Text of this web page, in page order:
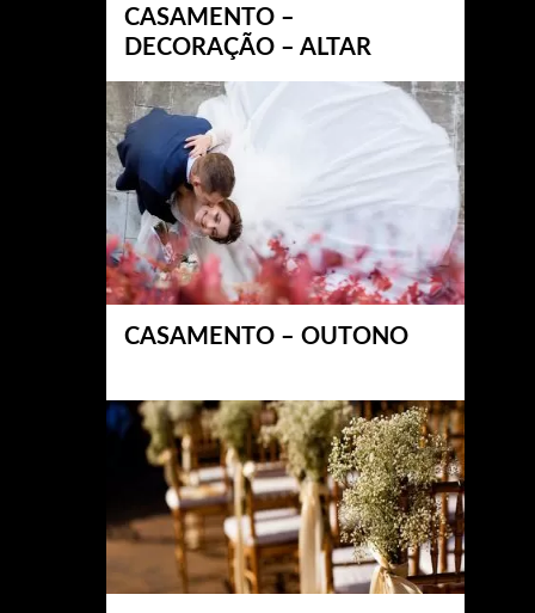
CASAMENTO –
DECORAÇÃO – ALTAR
CASAMENTO – OUTONO